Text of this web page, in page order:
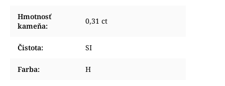
Hmotnosť
kameňa:
0,31 ct
Čistota: SI
Farba: H